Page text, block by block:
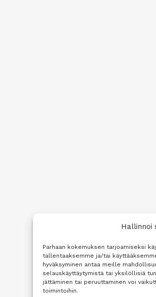
Hallinnoi
Parhaan kokemuksen tarjoamiseksi
tallentaaksemme ja/tai
hyväksyminen antaa meille
selauskäyttäytymistä tai yksilöllisiä
jättäminen tai peruuttaminen voi
toimintoihin.